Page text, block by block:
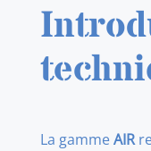
La gammeAIR